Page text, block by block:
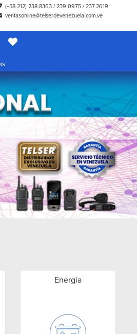
(+58-212) 238.8363 /239.0975 /237.2619
ventasonline@telserdevenezuela.com.ve
Energía